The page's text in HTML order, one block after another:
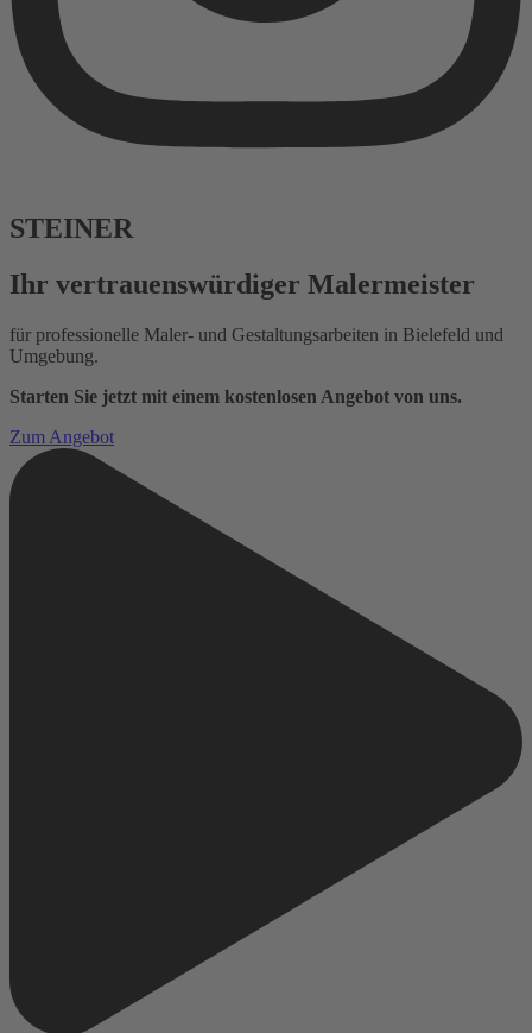
STEINER
Ihr vertrauenswürdiger Malermeister
für professionelle Maler- und Gestaltungsarbeiten in Bielefeld und
Umgebung.
Starten Sie jetzt mit einem kostenlosen Angebot von uns.
Zum Angebot